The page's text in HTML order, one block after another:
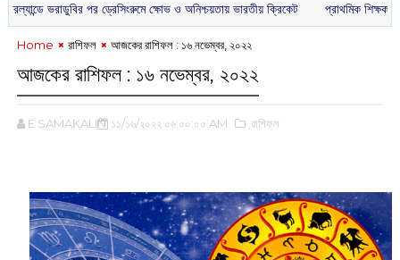
ভরাডুবির পর ড্রেসিংরুমে ক্ষোভ ও অনিশ্চয়তায় ভারতীয় ক্রিকেট প্রাথমিক শিক্ষকদের
Home রাশিফল আজকের রাশিফল : ১৬ নভেম্বর, ২০২২
আজকের রাশিফল : ১৬ নভেম্বর, ২০২২
E SAMAKALIN ১১/১৬/২০২২ ০৬:০০:০০ AM ,রাশিফল